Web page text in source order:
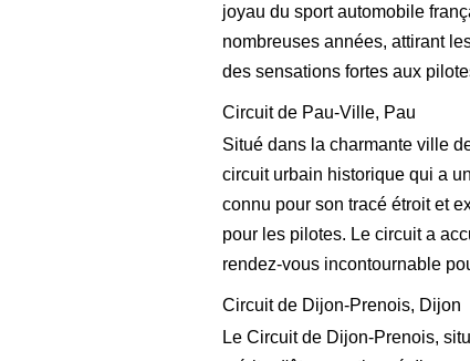
joyau du sport automobile
nombreuses années, attirant
des sensations fortes aux
Circuit de Pau-Ville, Pau
Situé dans la charmante ville
circuit urbain historique qui a
connu pour son tracé étroit et
pour les pilotes. Le circuit a
rendez-vous incontournable
Circuit de Dijon-Prenois, Dijon
Le Circuit de Dijon-Prenois,